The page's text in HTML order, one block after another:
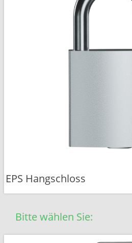
EPS Hangschloss
Bitte wählen Sie: